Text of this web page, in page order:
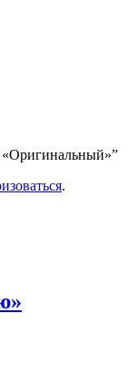
«Оригинальный»”
.